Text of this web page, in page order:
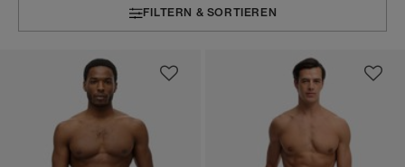
FILTERN & SORTIEREN